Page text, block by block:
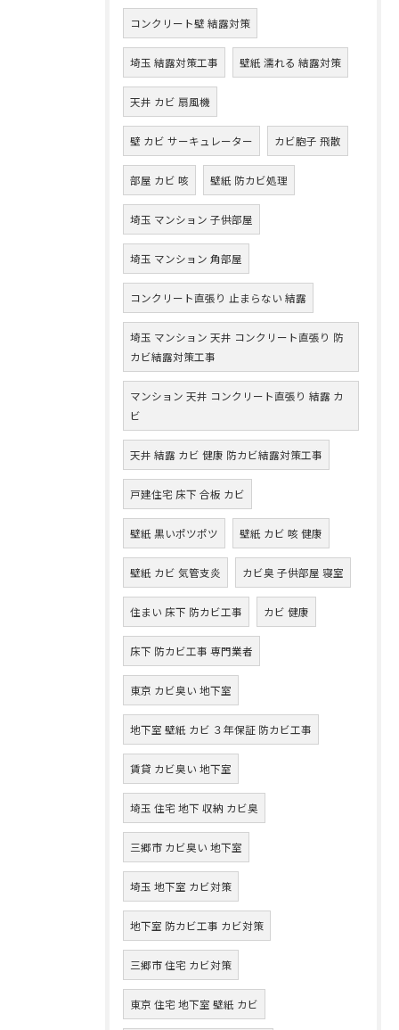
コンクリート壁 結露対策
埼玉 結露対策工事 壁紙 濡れる 結露対策
天井 カビ 扇風機
壁 カビ サーキュレーター カビ胞子 飛散
部屋 カビ 咳 壁紙 防カビ処理
埼玉 マンション 子供部屋
埼玉 マンション 角部屋
コンクリート直張り 止まらない 結露
埼玉 マンション 天井 コンクリート直張り 防
カビ結露対策工事
マンション 天井 コンクリート直張り 結露 カ
ビ
天井 結露 カビ 健康 防カビ結露対策工事
戸建住宅 床下 合板 カビ
壁紙 黒いポツポツ 壁紙 カビ 咳 健康
壁紙 カビ 気管支炎 カビ臭 子供部屋 寝室
住まい 床下 防カビ工事 カビ 健康
床下 防カビ工事 専門業者
東京 カビ臭い 地下室
地下室 壁紙 カビ ３年保証 防カビ工事
賃貸 カビ臭い 地下室
埼玉 住宅 地下 収納 カビ臭
三郷市 カビ臭い 地下室
埼玉 地下室 カビ対策
地下室 防カビ工事 カビ対策
三郷市 住宅 カビ対策
東京 住宅 地下室 壁紙 カビ